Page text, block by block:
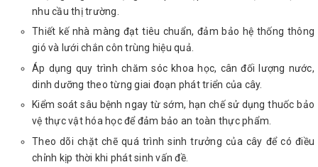
nhu cầu thị trường.
Thiết kế nhà màng đạt tiêu chuẩn, đảm bảo hệ thống thông
gió và lưới chắn côn trùng hiệu quả.
Áp dụng quy trình chăm sóc khoa học, cân đối lượng nước,
dinh dưỡng theo từng giai đoạn phát triển của cây.
Kiểm soát sâu bệnh ngay từ sớm, hạn chế sử dụng thuốc bảo
vệ thực vật hóa học để đảm bảo an toàn thực phẩm.
Theo dõi chặt chẽ quá trình sinh trưởng của cây để có điều
chỉnh kịp thời khi phát sinh vấn đề.